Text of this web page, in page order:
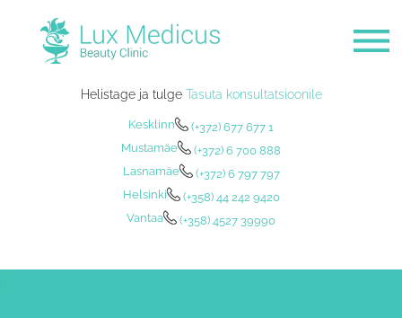
Helistage ja tulge Tasuta konsultatsioonile
Kesklinn
(+372) 677 677 1
Mustamäe
(+372) 6 700 888
Lasnamäe
(+372) 6 797 797
Helsinki
(+358) 44 242 9420
Vantaa
(+358) 4527 39990